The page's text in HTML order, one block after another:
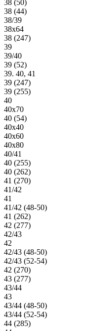
38 (50)
38 (44)
38/39
38х64
38 (247)
39
39/40
39 (52)
39. 40, 41
39 (247)
39 (255)
40
40х70
40 (54)
40х40
40х60
40х80
40/41
40 (255)
40 (262)
41 (270)
41/42
41
41/42 (48-50)
41 (262)
42 (277)
42/43
42
42/43 (48-50)
42/43 (52-54)
42 (270)
43 (277)
43/44
43
43/44 (48-50)
43/44 (52-54)
44 (285)